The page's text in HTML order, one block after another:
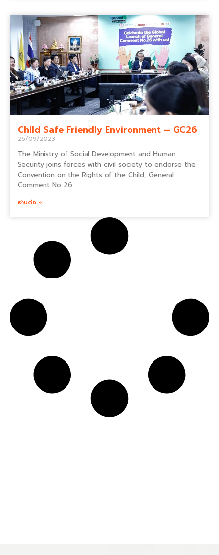
Child Safe Friendly Environment – GC26
26/09/2023
The Ministry of Social Development and Human
Security joins forces with civil society to endorse the
Convention on the Rights of the Child, General
Comment No 26
อ่านต่อ »